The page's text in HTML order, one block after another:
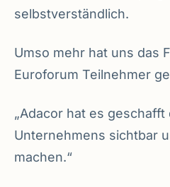
selbstverständlich.
Umso mehr hat uns das
Euroforum Teilnehmer
„Adacor hat es geschafft
Unternehmens sichtbar
machen.“